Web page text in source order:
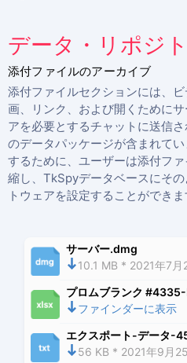
サーバー.dmg
10.1 MB * 2021年7月
プロムブランク
ファインダーに表示
エクスポート-データ-
56 KB * 2021年9月
データ・リポジ
添付ファイルのアーカイブ
添付ファイルセクションには、
画、リンク、および開くために
アを必要とするチャットに送信
のデータパッケージが含まれて
するために、ユーザーは添付フ
縮し、TkSpyデータベースにそ
トウェアを設定することができま